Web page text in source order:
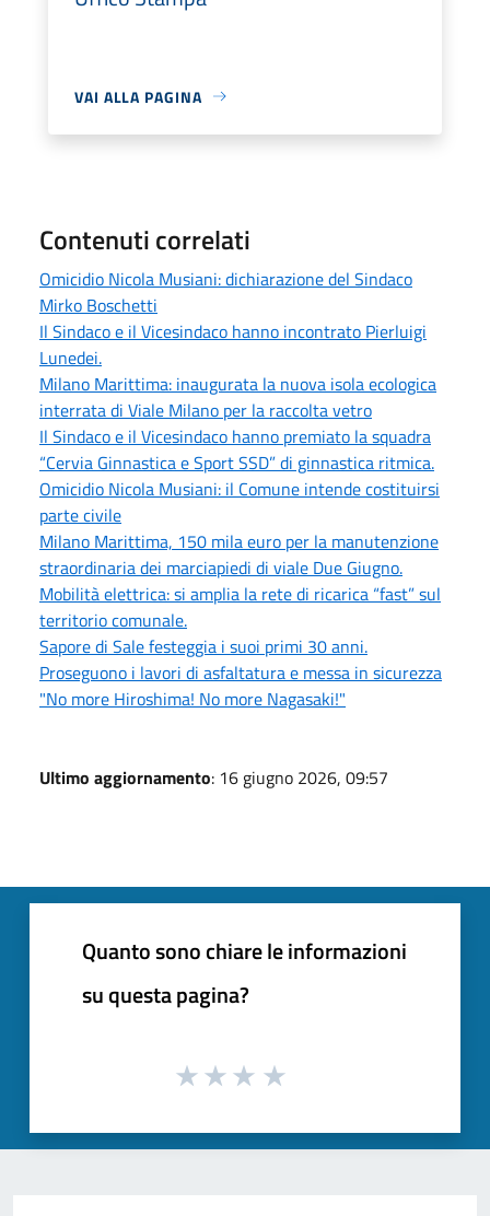
VAI ALLA PAGINA
Contenuti correlati
Omicidio Nicola Musiani: dichiarazione del Sindaco
Mirko Boschetti
Il Sindaco e il Vicesindaco hanno incontrato Pierluigi
Lunedei.
Milano Marittima: inaugurata la nuova isola ecologica
interrata di Viale Milano per la raccolta vetro
Il Sindaco e il Vicesindaco hanno premiato la squadra
“Cervia Ginnastica e Sport SSD” di ginnastica ritmica.
Omicidio Nicola Musiani: il Comune intende costituirsi
parte civile
Milano Marittima, 150 mila euro per la manutenzione
straordinaria dei marciapiedi di viale Due Giugno.
Mobilità elettrica: si amplia la rete di ricarica “fast” sul
territorio comunale.
Sapore di Sale festeggia i suoi primi 30 anni.
Proseguono i lavori di asfaltatura e messa in sicurezza
"No more Hiroshima! No more Nagasaki!"
Ultimo aggiornamento: 16 giugno 2026, 09:57
Quanto sono chiare le informazioni
su questa pagina?